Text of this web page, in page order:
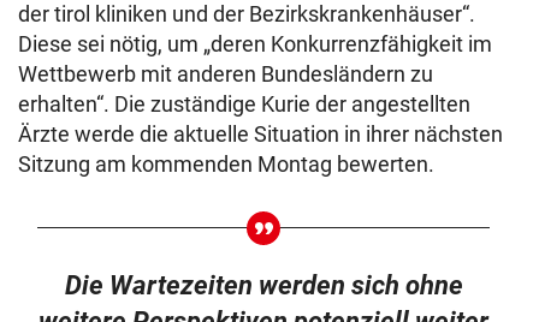
der tirol kliniken und der Bezirkskrankenhäuser“.
Diese sei nötig, um „deren Konkurrenzfähigkeit im
Wettbewerb mit anderen Bundesländern zu
erhalten“. Die zuständige Kurie der angestellten
Ärzte werde die aktuelle Situation in ihrer nächsten
Sitzung am kommenden Montag bewerten.
Die Wartezeiten werden sich ohne